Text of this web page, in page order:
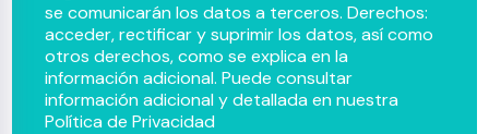
se comunicarán los datos a terceros. Derechos:
acceder, rectificar y suprimir los datos, así como
otros derechos, como se explica en la
información adicional. Puede consultar
información adicional y detallada en nuestra
Política de Privacidad